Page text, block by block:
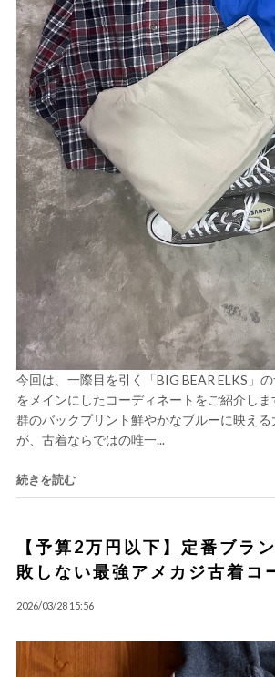
今回は、一際目を引く「BIG BEAR ELKS」
をメインにしたコーディネートをご紹介し
群のバックプリント鮮やかなブルーに映え
が、古着ならではの唯一...
続きを読む
【予算2万円以下】定番ブラ
敗しない最強アメカジ古着コ
2026/03/28 15:56